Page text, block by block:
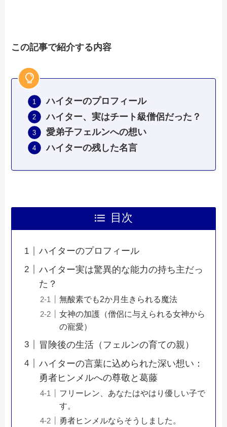
この記事で紹介する内容
ハイターのプロフィール
ハイター、実はチート級僧侶だった？
愛弟子フェルンへの想い
ハイターの残した名言
目次
ハイターのプロフィール
ハイター実は驚異的な能力の持ち主だっ
た？
無酸素でも2か月生きられる魔法
女神の加護（僧侶に与えられる女神から
の寵愛）
冒険後の生活（フェルンの育ての親）
ハイターの言葉に込められた深い想い：
勇者ヒンメルへの尊敬と葛藤
フリーレン、あなたはやはり優しい子で
す。
勇者ヒンメルならそうしました。